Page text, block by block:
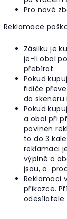
Pro nové
Reklamace
Zásilku je
je-li obal
přebírat.
Pokud
řidiče
do
Pokud
a obal při
povinen
to do 3
reklamaci
výplně a
jsou, a
Reklamaci
příkazce.
odesílatele